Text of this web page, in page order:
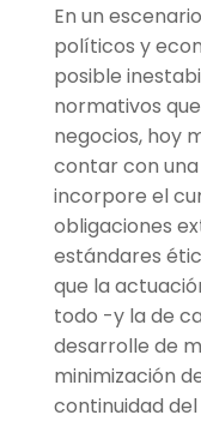
En un
políticos y
posible
normativos
negocios, hoy
contar con
incorpore el
obligaciones
estándares
que la
todo -y la de
desarrolle de
minimización
continuidad